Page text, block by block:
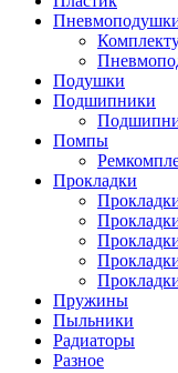
Подушки
Подшипники
Помпы
Прокладки
Пружины
Пыльники
Радиаторы
Разное